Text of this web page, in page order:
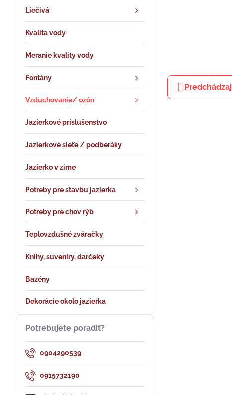
Liečivá
Kvalita vody
Meranie kvality vody
Fontány
Vzduchovanie/ ozón
Jazierkové príslušenstvo
Jazierkové sieťe / podberáky
Jazierko v zime
Potreby pre stavbu jazierka
Potreby pre chov rýb
Teplovzdušné zváračky
Knihy, suveníry, darčeky
Bazény
Dekorácie okolo jazierka
Potrebujete poradiť?
0904290539
0915732190